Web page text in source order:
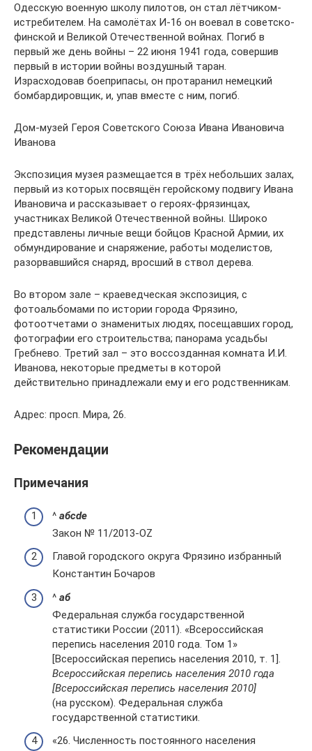
Одесскую военную школу пилотов, он стал лётчиком-
истребителем. На самолётах И-16 он воевал в советско-
финской и Великой Отечественной войнах. Погиб в
первый же день войны – 22 июня 1941 года, совершив
первый в истории войны воздушный таран.
Израсходовав боеприпасы, он протаранил немецкий
бомбардировщик, и, упав вместе с ним, погиб.
Дом-музей Героя Советского Союза Ивана Ивановича
Иванова
Экспозиция музея размещается в трёх небольших залах,
первый из которых посвящён геройскому подвигу Ивана
Ивановича и рассказывает о героях-фрязинцах,
участниках Великой Отечественной войны. Широко
представлены личные вещи бойцов Красной Армии, их
обмундирование и снаряжение, работы моделистов,
разорвавшийся снаряд, вросший в ствол дерева.
Во втором зале – краеведческая экспозиция, с
фотоальбомами по истории города Фрязино,
фотоотчетами о знаменитых людях, посещавших город,
фотографии его строительства; панорама усадьбы
Гребнево. Третий зал – это воссозданная комната И.И.
Иванова, некоторые предметы в которой
действительно принадлежали ему и его родственникам.
Адрес: просп. Мира, 26.
Рекомендации
Примечания
^ абcdе
Закон № 11/2013-OZ
Главой городского округа Фрязино избранный
Константин Бочаров
^ аб
Федеральная служба государственной
статистики России (2011). «Всероссийская
перепись населения 2010 года. Том 1»
[Всероссийская перепись населения 2010, т. 1].
Всероссийская перепись населения 2010 года
[Всероссийская перепись населения 2010]
(на русском). Федеральная служба
государственной статистики.
«26. Численность постоянного населения